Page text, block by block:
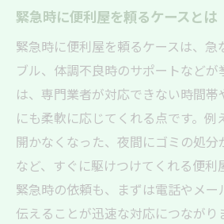
緊急時に便利屋を頼るケースとは
緊急時に便利屋を頼るケースは、急
ブル、体調不良時のサポートなどが
は、専門業者が対応できない時間帯
にも柔軟に応じてくれる点です。例
開かなくなった、夜間にゴミの処
など、すぐに駆けつけてくれる便利
緊急時の依頼も、まずは電話やメー
伝えることが迅速な対応につながり